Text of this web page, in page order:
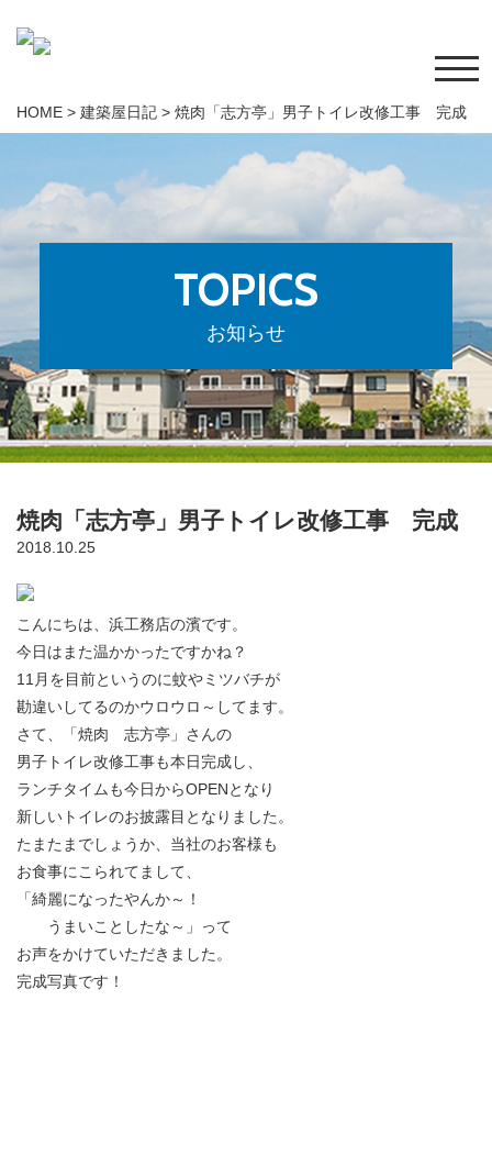
HOME > 建築屋日記 > 焼肉「志方亭」男子トイレ改修工事 完成
TOPICS
お知らせ
焼肉「志方亭」男子トイレ改修工事 完成
2018.10.25
こんにちは、浜工務店の濱です。
今日はまた温かかったですかね？
11月を目前というのに蚊やミツバチが
勘違いしてるのかウロウロ～してます。
さて、「焼肉 志方亭」さんの
男子トイレ改修工事も本日完成し、
ランチタイムも今日からOPENとなり
新しいトイレのお披露目となりました。
たまたまでしょうか、当社のお客様も
お食事にこられてまして、
「綺麗になったやんか～！
うまいことしたな～」って
お声をかけていただきました。
完成写真です！